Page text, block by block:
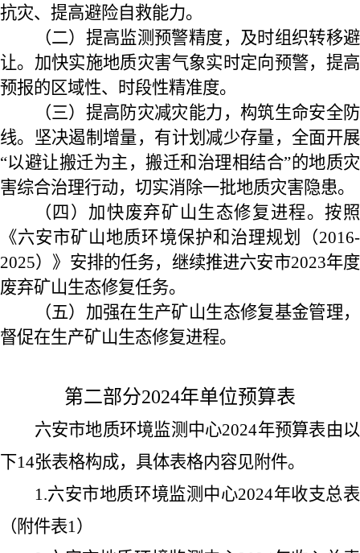
抗灾、提高避险自救能力。
（二）提高监测预警精度，及时组织转移避
让。加快实施地质灾害气象实时定向预警，提高
预报的区域性、时段性精准度。
（三）提高防灾减灾能力，构筑生命安全防
线。坚决遏制增量，有计划减少存量，全面开展
“以避让搬迁为主，搬迁和治理相结合”的地质灾
害综合治理行动，切实消除一批地质灾害隐患。
（四）加快废弃矿山生态修复进程。按照
《六安市矿山地质环境保护和治理规划（2016-
2025）》 安排的任务，继续推进六安市2023年度
废弃矿山生态修复任务。
（五）加强在生产矿山生态修复基金管理，
督促在生产矿山生态修复进程。
第二部分2024年单位预算表
六安市地质环境监测中心2024年预算表由以
下14张表格构成，具体表格内容见附件。
1.六安市地质环境监测中心2024年收支总表
（附件表1）